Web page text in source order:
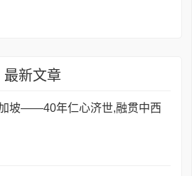
最新文章
坡——40年仁心济世,融贯中西